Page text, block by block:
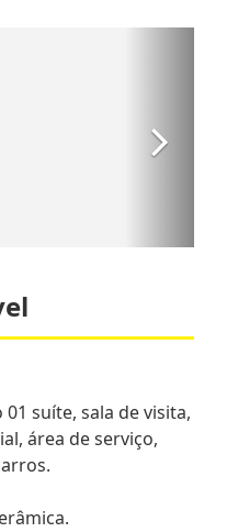
suíte, sala de visita,
área de serviço,